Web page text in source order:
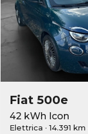
Fiat 500e
42 kWh Icon
Elettrica · 14.391 km